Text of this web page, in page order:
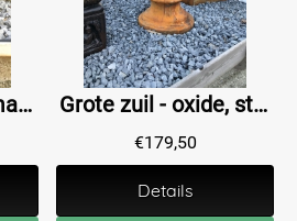
Cast iron base, small column with a rustic surface, small model Grote zuil - oxide, stenen sokkel met een klassieke uitstraling, voor binnens - en buitenshuis
€179,50
Details